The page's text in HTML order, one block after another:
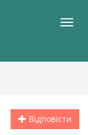
Відповісти